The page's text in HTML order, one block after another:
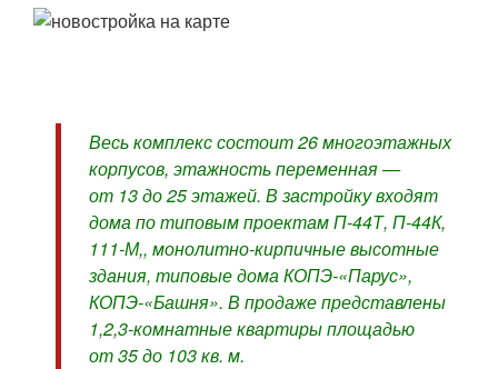
Весь комплекс состоит 26 многоэтажных
корпусов, этажность переменная —
от 13 до 25 этажей. В застройку входят
дома по типовым проектам П-44Т, П-44К,
111-М,, монолитно-кирпичные высотные
здания, типовые дома КОПЭ-«Парус»,
КОПЭ-«Башня». В продаже представлены
1,2,3-комнатные квартиры площадью
от 35 до 103 кв. м.